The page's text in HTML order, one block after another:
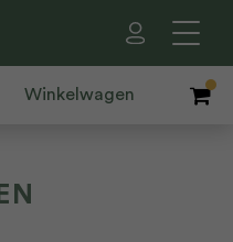
Winkelwagen